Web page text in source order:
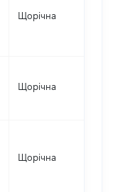
Щорічна
Щорічна
Щорічна